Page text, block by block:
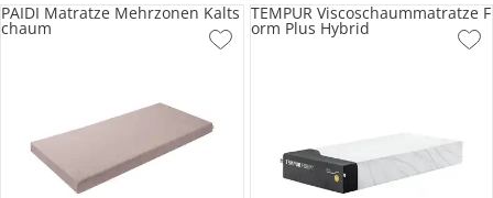
PAIDI Matratze Mehrzonen Kalts
chaum
TEMPUR Viscoschaummatratze F
orm Plus Hybrid